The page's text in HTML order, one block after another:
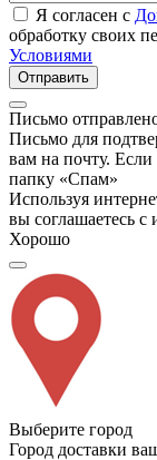
Я согласен с
обработку своих
Условиями
Отправить
Письмо
Письмо для
вам на почту. Если
папку «Спам»
Используя
вы соглашаетесь с
Хорошо
Выберите город
Город доставки